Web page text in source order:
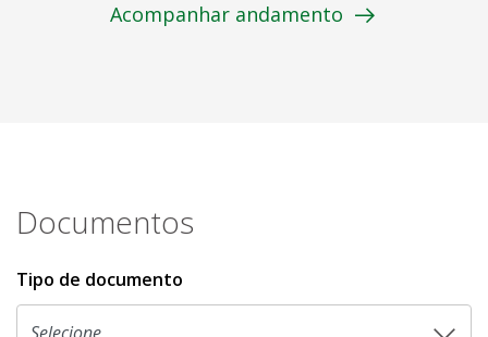
Acompanhar andamento
Documentos
Tipo de documento